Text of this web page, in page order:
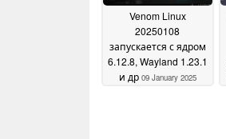
Venom Linux
20250108
запускается с ядром
6.12.8, Wayland 1.23.1
и др 09 January 2025